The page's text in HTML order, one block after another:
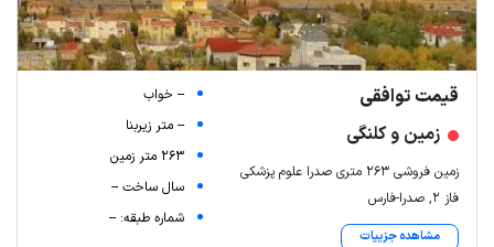
قیمت توافقی
زمین و کلنگی
زمین فروشی 263 متری صدرا علوم پزشکی
فاز ۲, صدرا-فارس
مشاهده جزییات
-- خواب
-- متر زیربنا
263 متر زمین
سال ساخت --
شماره طبقه: --